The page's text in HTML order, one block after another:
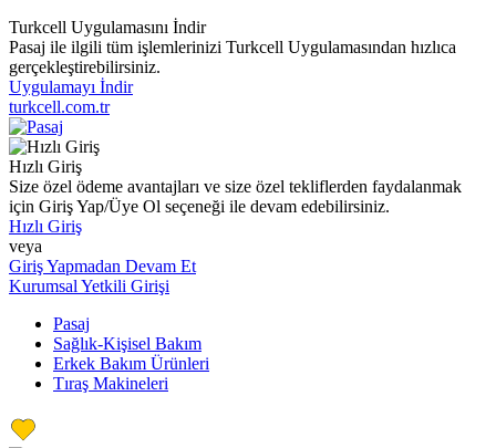
Turkcell Uygulamasını İndir
Pasaj ile ilgili tüm işlemlerinizi Turkcell Uygulamasından hızlıca
gerçekleştirebilirsiniz.
Uygulamayı İndir
turkcell.com.tr
Hızlı Giriş
Size özel ödeme avantajları ve size özel tekliflerden faydalanmak
için Giriş Yap/Üye Ol seçeneği ile devam edebilirsiniz.
Hızlı Giriş
veya
Giriş Yapmadan Devam Et
Kurumsal Yetkili Girişi
Pasaj
Sağlık-Kişisel Bakım
Erkek Bakım Ürünleri
Tıraş Makineleri